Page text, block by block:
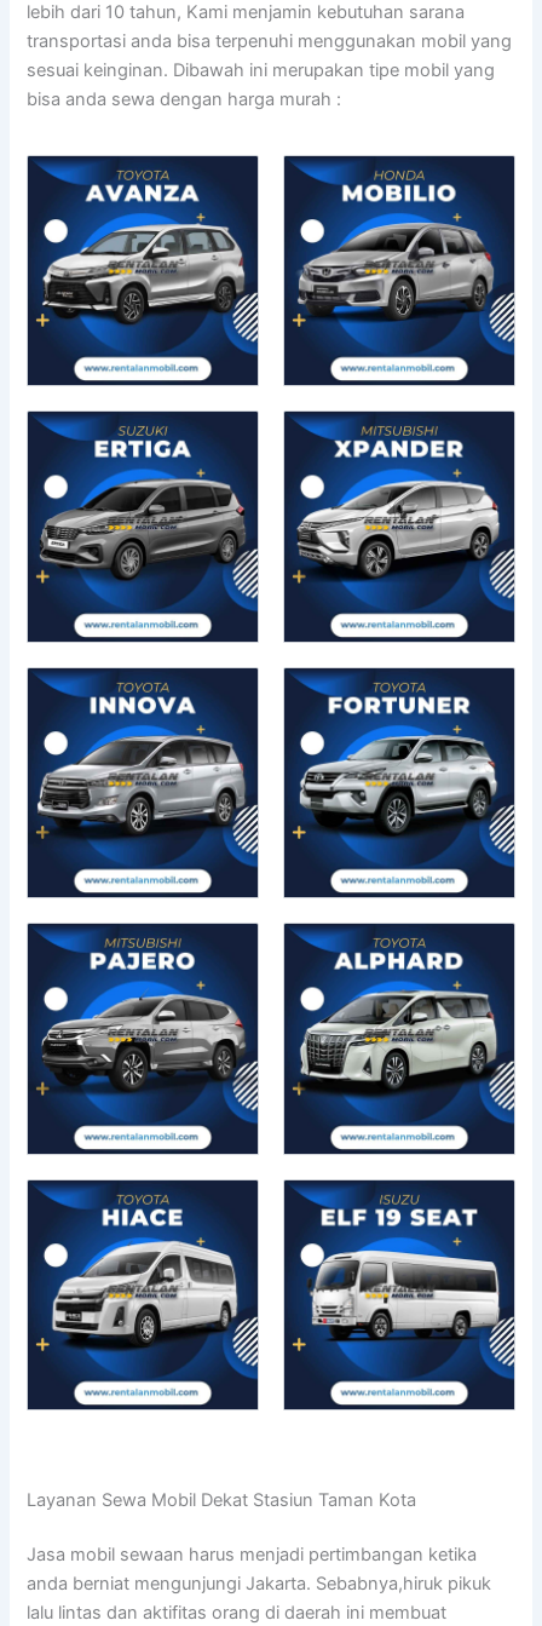
lebih dari 10 tahun, Kami menjamin kebutuhan sarana
transportasi anda bisa terpenuhi menggunakan mobil yang
sesuai keinginan. Dibawah ini merupakan tipe mobil yang
bisa anda sewa dengan harga murah :
Layanan Sewa Mobil Dekat Stasiun Taman Kota
Jasa mobil sewaan harus menjadi pertimbangan ketika
anda berniat mengunjungi Jakarta. Sebabnya,hiruk pikuk
lalu lintas dan aktifitas orang di daerah ini membuat